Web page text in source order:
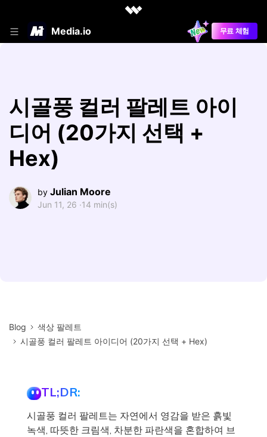
Media.io 무료 체험
시골풍 컬러 팔레트 아이
디어 (20가지 선택 +
Hex)
by Julian Moore
Jun 11, 26 ·14 min(s)
Blog
색상 팔레트
시골풍 컬러 팔레트 아이디어 (20가지 선택 + Hex)
TL;DR:
시골풍 컬러 팔레트는 자연에서 영감을 받은 흙빛
녹색, 따뜻한 크림색, 차분한 파란색을 혼합하여 브